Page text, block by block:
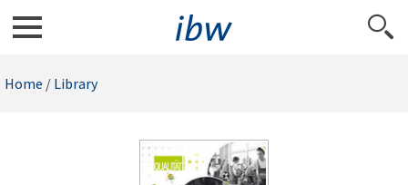
Home / Library